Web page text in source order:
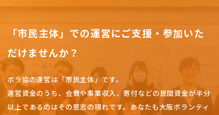
「市民主体」での運営にご支援・参加いた
だけませんか？
ボラ協の運営は「市民主体」です。
運営資金のうち、会費や事業収入、寄付などの民間資金が半分
以上であるのはその意志の現れです。 あなたも大阪ボランティ